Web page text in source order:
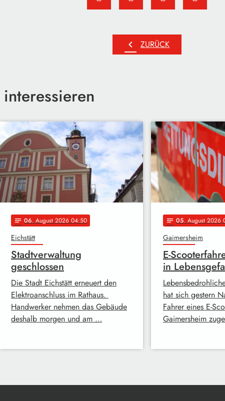
chevron_left ZURÜCK
notes 06. August 2026 04:50
Eichstätt
Stadtverwaltung
geschlossen
Die Stadt Eichstätt erneuert den
Elektroanschluss im Rathaus.
Handwerker nehmen das Gebäude
deshalb morgen und am …
notes 05. August 2026
Gaimersheim
E-
in
hat sich gestern
Fahrer eines E-
Gaimersheim